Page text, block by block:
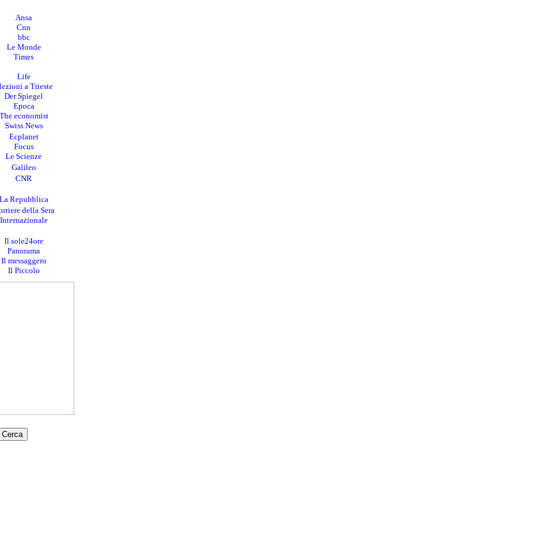
Ansa
Cnn
bbc
Le Monde
Times
Life
a Trieste
Der Spiegel
Epoca
economist
Swiss News
Ecplanet
Focus
Le Scienze
Galileo
CNR
Repubblica
della Sera
Internazionale
Il sole24ore
Panorama
Il messaggero
Il Piccolo